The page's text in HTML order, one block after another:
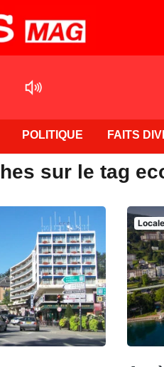
POLITIQUE FAITS
sur le tag